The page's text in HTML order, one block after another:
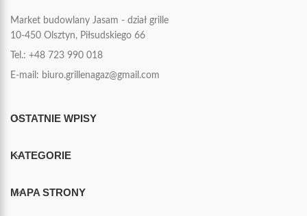
Market budowlany Jasam - dział grille
10-450 Olsztyn, Piłsudskiego 66
Tel.: +48 723 990 018
E-mail: biuro.grillenagaz@gmail.com
OSTATNIE WPISY
KATEGORIE
MAPA STRONY